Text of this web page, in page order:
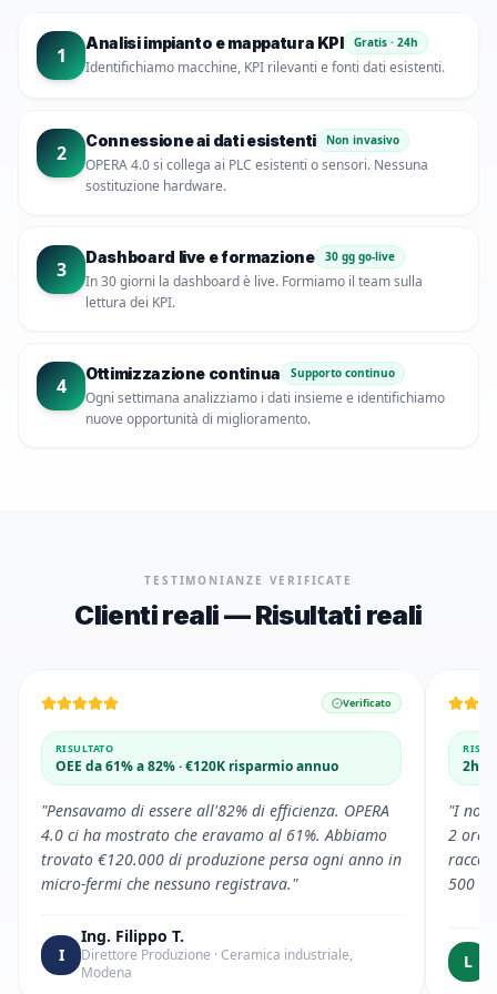
1
Analisi impianto e mappatura KPI Gratis · 24h
Identifichiamo macchine, KPI rilevanti e fonti dati esistenti.
2
Connessione ai dati esistenti Non invasivo
OPERA 4.0 si collega ai PLC esistenti o sensori. Nessuna
sostituzione hardware.
3
Dashboard live e formazione 30 gg go-live
In 30 giorni la dashboard è live. Formiamo il team sulla
lettura dei KPI.
4
Ottimizzazione continua Supporto continuo
Ogni settimana analizziamo i dati insieme e identifichiamo
nuove opportunità di miglioramento.
TESTIMONIANZE VERIFICATE
Clienti reali — Risultati reali
Verificato
RISULTATO
OEE da 61% a 82% · €120K risparmio annuo
"Pensavamo di essere all'82% di efficienza. OPERA
4.0 ci ha mostrato che eravamo al 61%. Abbiamo
trovato €120.000 di produzione persa ogni anno in
micro-fermi che nessuno registrava."
I
Ing. Filippo T.
Direttore Produzione · Ceramica industriale,
Modena
2h/
"I
2 ore
500
L